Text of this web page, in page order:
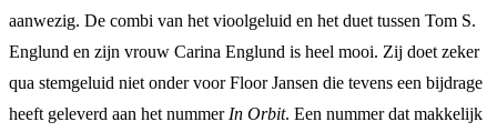
aanwezig. De combi van het vioolgeluid en het duet tussen Tom S.
Englund en zijn vrouw Carina Englund is heel mooi. Zij doet zeker
qua stemgeluid niet onder voor Floor Jansen die tevens een bijdrage
heeft geleverd aan het nummer In Orbit. Een nummer dat makkelijk